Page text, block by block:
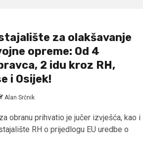
za olakšavanje
opreme: Od 4
2 idu kroz RH,
i Osijek!
Alan Srčnik
obranu prihvatio je jučer izvješća, kao i
RH o prijedlogu EU uredbe o